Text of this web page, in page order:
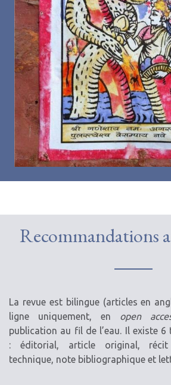
Recommandations
La revue est bilingue (articles en
ligne uniquement, en open
publication au fil de l’eau. Il existe
: éditorial, article original,
technique, note bibliographique et